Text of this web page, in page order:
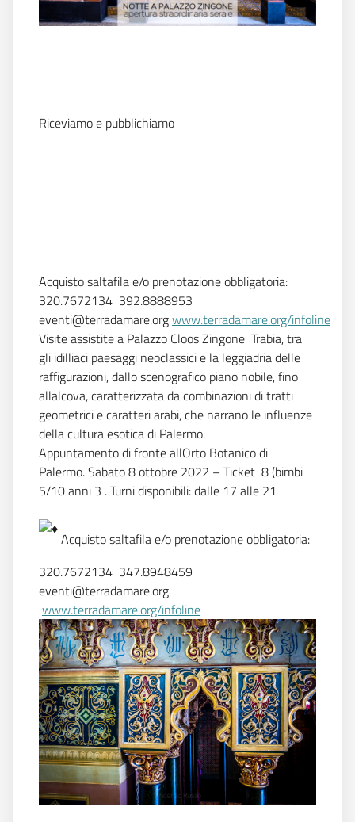
Riceviamo e pubblichiamo
Acquisto saltafila e/o prenotazione obbligatoria:
320.7672134  392.8888953
eventi@terradamare.orgwww.terradamare.org/infoline
Visite assistite a Palazzo Cloos Zingone  Trabia, tra
gli idilliaci paesaggi neoclassici e la leggiadria delle
raffigurazioni, dallo scenografico piano nobile, fino
allalcova, caratterizzata da combinazioni di tratti
geometrici e caratteri arabi, che narrano le influenze
della cultura esotica di Palermo.
Appuntamento di fronte allOrto Botanico di
Palermo. Sabato 8 ottobre 2022 – Ticket  8 (bimbi
5/10 anni 3 . Turni disponibili: dalle 17 alle 21
Acquisto saltafila e/o prenotazione obbligatoria:
320.7672134  347.8948459
eventi@terradamare.org
www.terradamare.org/infoline